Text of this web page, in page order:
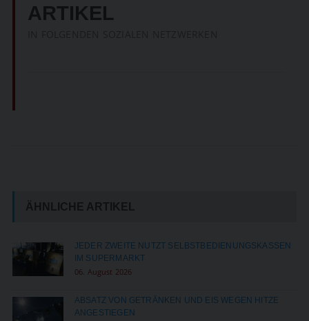
ARTIKEL
ÄHNLICHE ARTIKEL
JEDER ZWEITE NUTZT SELBSTBEDIENUNGSKASSEN
IM SUPERMARKT
06. August 2026
ABSATZ VON GETRÄNKEN UND EIS WEGEN HITZE
ANGESTIEGEN